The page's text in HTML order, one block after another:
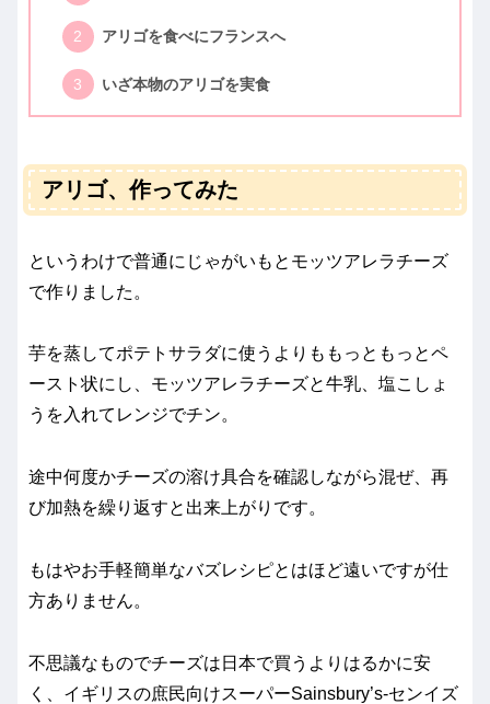
アリゴを食べにフランスへ
いざ本物のアリゴを実食
アリゴ、作ってみた
というわけで普通にじゃがいもとモッツアレラチーズ
で作りました。
芋を蒸してポテトサラダに使うよりももっともっとペ
ースト状にし、モッツアレラチーズと牛乳、塩こしょ
うを入れてレンジでチン。
途中何度かチーズの溶け具合を確認しながら混ぜ、再
び加熱を繰り返すと出来上がりです。
もはやお手軽簡単なバズレシピとはほど遠いですが仕
方ありません。
不思議なものでチーズは日本で買うよりはるかに安
く、イギリスの庶民向けスーパーSainsbury’s-センイズ